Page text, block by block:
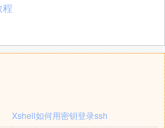
Xshell如何用密钥登录ssh